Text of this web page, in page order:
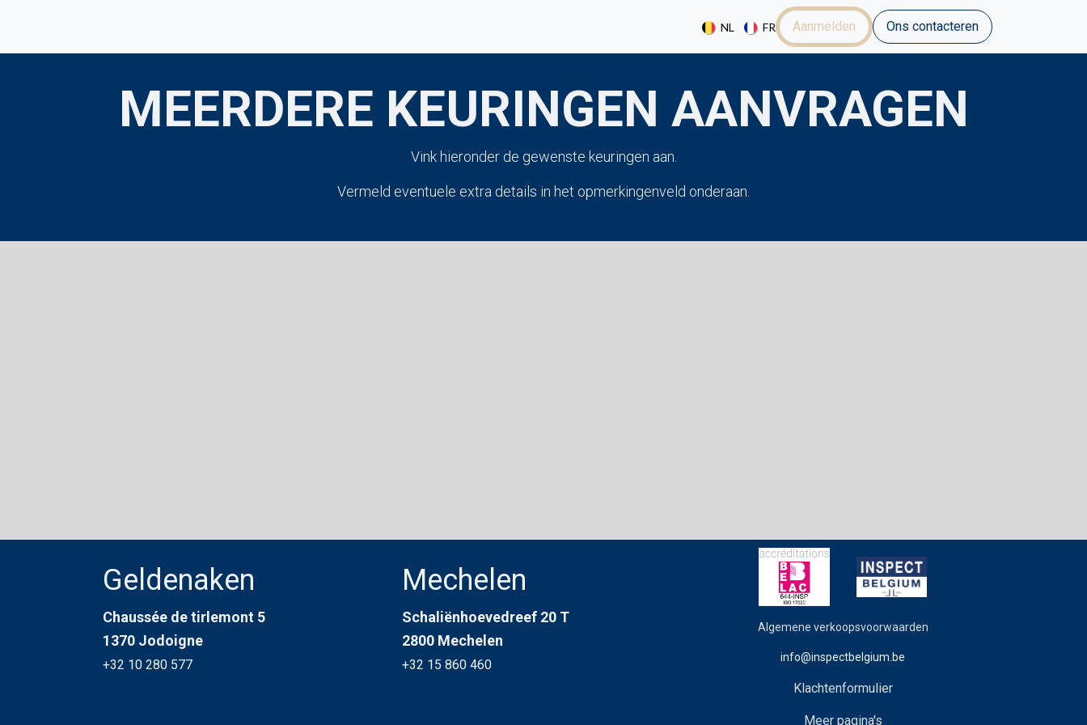
NL FR Aanmelden Ons contacteren
MEERDERE KEURINGEN AANVRAGEN
Vink hieronder de gewenste keuringen aan.
Vermeld eventuele extra details in het opmerkingenveld onderaan.
Geldenaken
Chaussée de tirlemont 5
1370 Jodoigne
+32 10 280 577
Mechelen
Schaliënhoevedreef 20 T
2800 Mechelen
+32 15 860 460
Algemene verkoopsvoorwaarden
info@inspectbelgium.be
Klachtenformulier
Meer pagina's